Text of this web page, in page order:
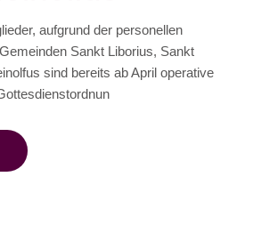
aufgrund der personellen
Sankt Liborius, Sankt
sind bereits ab April operative